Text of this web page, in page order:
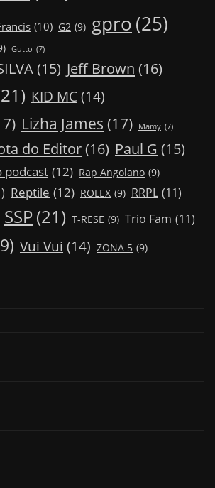
(10) G2 (9) gpro(25)
Gutto (7)
(15) Jeff Brown (16)
KID MC (14)
Lizha James (17) Mamy (7)
do Editor(16) Paul G (15)
podcast (12) Rap Angolano (9)
Reptile (12) ROLEX (9) RRPL (11)
SSP(21) T-RESE (9) Trio Fam (11)
Vui Vui (14) ZONA 5 (9)